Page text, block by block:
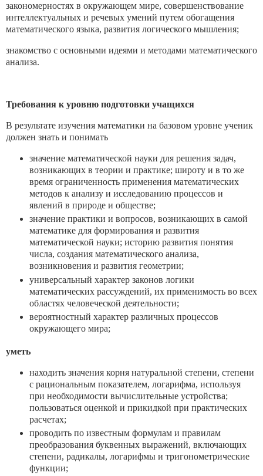
закономерностях в окружающем мире, совершенствование
интеллектуальных и речевых умений путем обогащения
математического языка, развития логического мышления;
знакомство с основными идеями и методами математического
анализа.
Требования к уровню подготовки учащихся
В результате изучения математики на базовом уровне ученик
должен знать и понимать
значение математической науки для решения задач,
возникающих в теории и практике; широту и в то же
время ограниченность применения математических
методов к анализу и исследованию процессов и
явлений в природе и обществе;
значение практики и вопросов, возникающих в самой
математике для формирования и развития
математической науки; историю развития понятия
числа, создания математического анализа,
возникновения и развития геометрии;
универсальный характер законов логики
математических рассуждений, их применимость во всех
областях человеческой деятельности;
вероятностный характер различных процессов
окружающего мира;
уметь
находить значения корня натуральной степени, степени
с рациональным показателем, логарифма, используя
при необходимости вычислительные устройства;
пользоваться оценкой и прикидкой при практических
расчетах;
проводить по известным формулам и правилам
преобразования буквенных выражений, включающих
степени, радикалы, логарифмы и тригонометрические
функции;